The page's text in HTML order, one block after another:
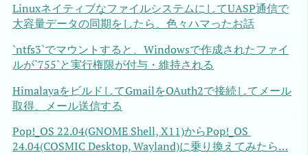
LinuxネイティブなファイルシステムにしてUASP通信で
大容量データの同期をしたら、色々ハマったお話
`ntfs3`でマウントすると、Windowsで作成されたファイ
ルが`755`と実行権限が付与・維持される
HimalayaをビルドしてGmailをOAuth2で接続してメール
取得、メール送信する
Pop!_OS 22.04(GNOME Shell, X11)からPop!_OS
24.04(COSMIC Desktop, Wayland)に乗り換えてみたら…